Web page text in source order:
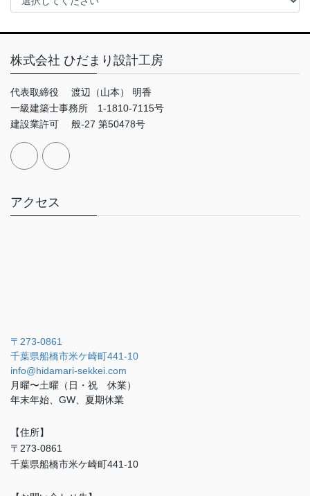
株式会社 ひだまり設計工房
代表取締役 渡辺（山本） 明香
一級建築士事務所 1-1810-7115号
建設業許可 般-27 第50478号
アクセス
〒273-0861
千葉県船橋市米ケ崎町441-10
info@hidamari-sekkei.com
月曜〜土曜（日・祝 休業）
年末年始、GW、夏期休業
【住所】
〒273-0861
千葉県船橋市米ケ崎町441-10